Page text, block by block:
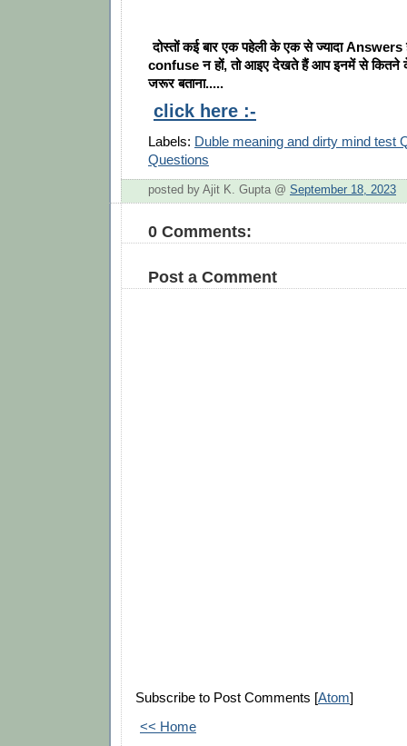
दोस्तों कई बार एक पहेली के एक से ज्यादा Answers
confuse न हों, तो आइए देखते हैं आप इनमें से कितने
जरूर बताना.....
click here :-
Labels: Duble meaning and dirty mind test
Questions
posted by Ajit K. Gupta @ September 18, 2023
0 Comments:
Post a Comment
Subscribe to Post Comments [Atom]
<< Home